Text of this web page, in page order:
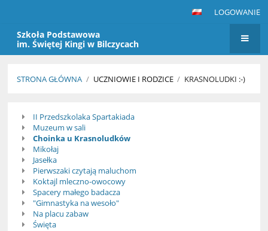
LOGOWANIE
Szkoła Podstawowa
im. Świętej Kingi w Bilczycach
STRONA GŁÓWNA / UCZNIOWIE I RODZICE / KRASNOLUDKI :-)
Krasnoludki
:-)
II Przedszkolaka Spartakiada
Muzeum w sali
Choinka u Krasnoludków
Mikołaj
Jasełka
Pierwszaki czytają maluchom
Koktajl mleczno-owocowy
Spacery małego badacza
"Gimnastyka na wesoło"
Na placu zabaw
Święta